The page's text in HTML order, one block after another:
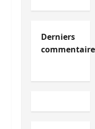
Derniers